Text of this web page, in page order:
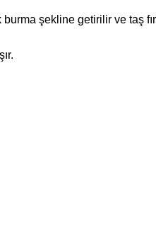
şekline getirilir ve